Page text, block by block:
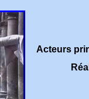
Acteurs